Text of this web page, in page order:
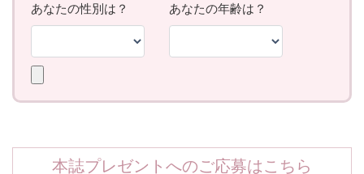
本誌プレゼントへのご応募はこちら